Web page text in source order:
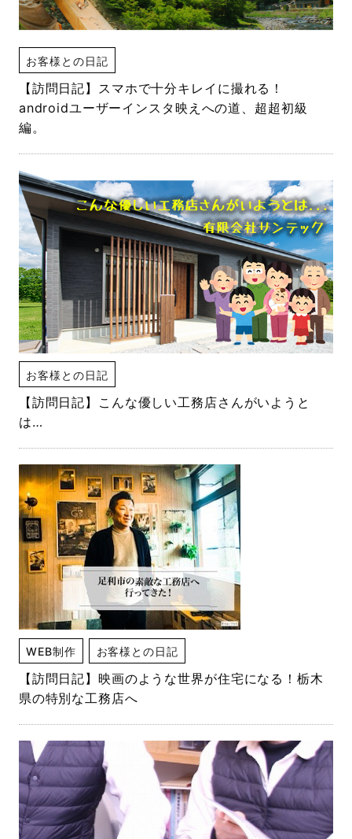
お客様との日記
【訪問日記】スマホで十分キレイに撮れる！
androidユーザーインスタ映えへの道、超超初級
編。
お客様との日記
【訪問日記】こんな優しい工務店さんがいようと
は…
WEB制作 お客様との日記
【訪問日記】映画のような世界が住宅になる！栃木
県の特別な工務店へ